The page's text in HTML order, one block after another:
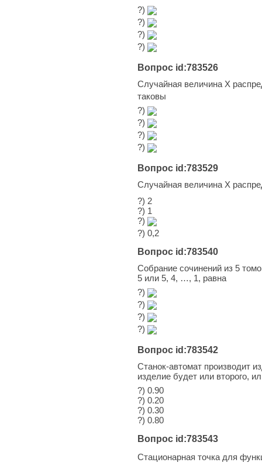
?)
?)
?)
?)
Вопрос id:783526
Случайная величина Х
таковы
?)
?)
?)
?)
Вопрос id:783529
Случайная величина Х
?) 2
?) 1
?)
?) 0,2
Вопрос id:783540
Собрание сочинений из 5
5 или 5, 4, …, 1, равна
?)
?)
?)
?)
Вопрос id:783542
Станок-автомат производит
изделие будет или второго,
?) 0.90
?) 0.20
?) 0.30
?) 0.80
Вопрос id:783543
Стационарная точка для